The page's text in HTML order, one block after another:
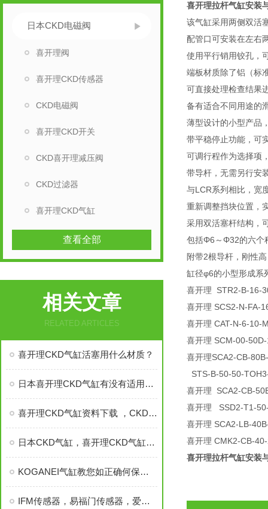
日本CKD电磁阀
喜开理阀
喜开理CKD传感器
CKD电磁阀
喜开理CKD开关
CKD喜开理减压阀
CKD过滤器
喜开理CKD气缸
查看全部
相关文章
RELATED ARTICLES
喜开理CKD气缸活塞用什么材质？
日本喜开理CKD气缸有没有适用特点要注意的，日本喜开理CKD气缸
喜开理CKD气缸资料下载 ，CKD气缸资料下载，CKD气缸
日本CKD气缸，喜开理CKD气缸，CKD气缸
KOGANEI气缸教您如正确何保养与维修
IFM传感器，易福门传感器，爱福门传感器，IFM
喜开理拉杆气缸安装
该气缸采用两侧双活
配管口可安装在左右
使用平行销用铰孔，
端板材质除了铝（标
可直接处理检查结果
备有适合不同用途的
薄型设计的小型产品
带平稳停止功能，可
可调行程作为选择项
带导杆，无需另行安
与LCR系列相比，宽
重新调整挡块位置，
采用双活塞杆结构
包括Φ6～Φ32的六个
附带2根导杆，刚性
缸径φ6的小型形成系
喜开理 STR2-B-16-
喜开理 SCS2-N-
喜开理 CAT-N-6-10-
喜开理 SCM-00-
喜开理SCA2-CB-
STS-B-50-50-
喜开理 SCA2-CB-
喜开理 SSD2-T1-
喜开理 SCA2-LB-
喜开理 CMK2-CB-
喜开理拉杆气缸安装